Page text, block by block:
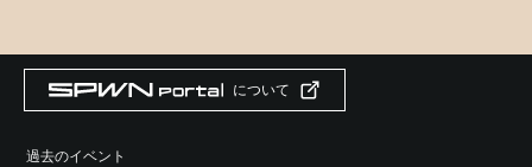
について
過去のイベント